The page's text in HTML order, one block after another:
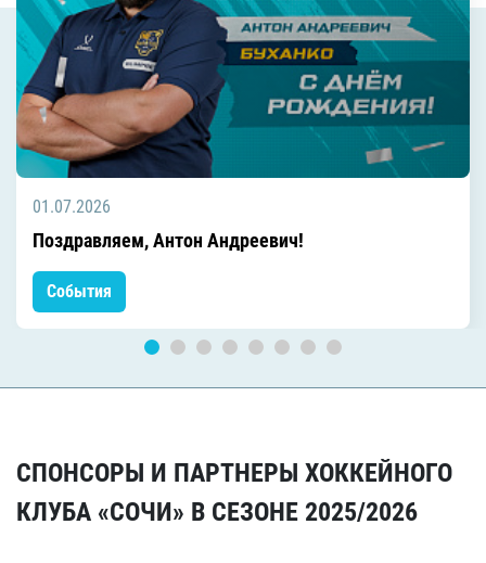
01.07.2026
Поздравляем, Антон Андреевич!
События
СПОНСОРЫ И ПАРТНЕРЫ ХОККЕЙНОГО
КЛУБА «СОЧИ» В СЕЗОНЕ 2025/2026